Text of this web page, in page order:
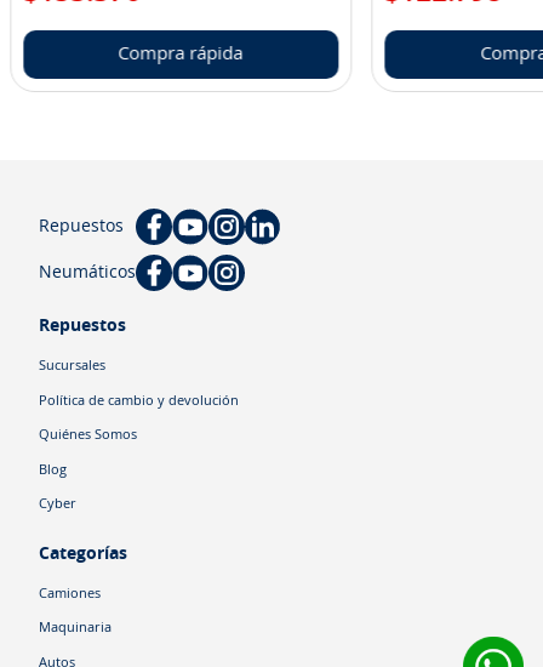
Compra rápida
Repuestos
Neumáticos
Repuestos
Sucursales
Política de cambio y devolución
Quiénes Somos
Blog
Cyber
Categorías
Camiones
Maquinaria
Autos